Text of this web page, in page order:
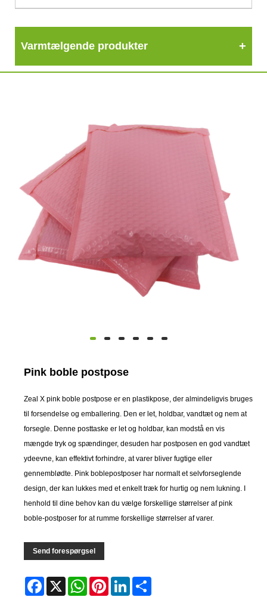
Varmtælgende produkter
Pink boble postpose
Zeal X pink boble postpose er en plastikpose, der almindeligvis bruges
til forsendelse og emballering. Den er let, holdbar, vandtæt og nem at
forsegle. Denne posttaske er let og holdbar, kan modstå en vis
mængde tryk og spændinger, desuden har postposen en god vandtæt
ydeevne, kan effektivt forhindre, at varer bliver fugtige eller
gennemblødte. Pink boblepostposer har normalt et selvforseglende
design, der kan lukkes med et enkelt træk for hurtig og nem lukning. I
henhold til dine behov kan du vælge forskellige størrelser af pink
boble-postposer for at rumme forskellige størrelser af varer.
Send forespørgsel
Facebook
X WhatsAppPinterestLinkedIn